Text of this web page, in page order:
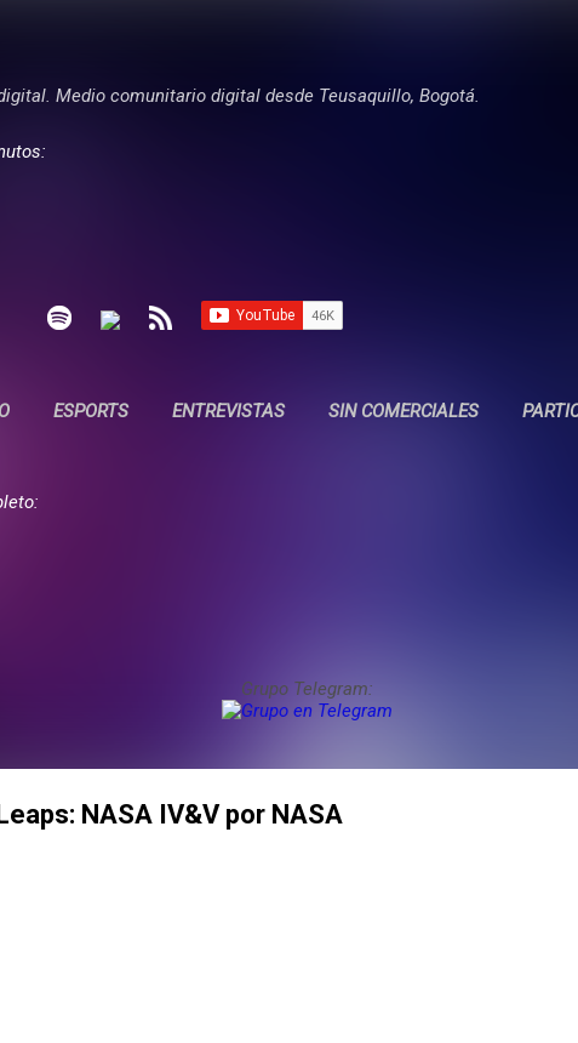
Medio comunitario digital desde Teusaquillo, Bogotá.
ESPORTS ENTREVISTAS SIN COMERCIALES
Grupo Telegram:
NASA IV&V por NASA